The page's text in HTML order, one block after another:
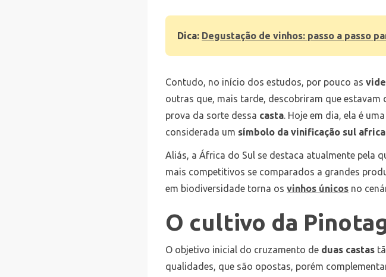
Dica: Degustação de vinhos: passo a passo
Contudo, no início dos estudos, por pouco as
outras que, mais tarde, descobriram que estavam
prova da sorte dessa casta. Hoje em dia, ela é
considerada um símbolo da vinificação sul
Aliás, a África do Sul se destaca atualmente pela
mais competitivos se comparados a grandes
em biodiversidade torna osvinhos únicos no
O cultivo da
O objetivo inicial do cruzamento de duas castas
qualidades, que são opostas, porém